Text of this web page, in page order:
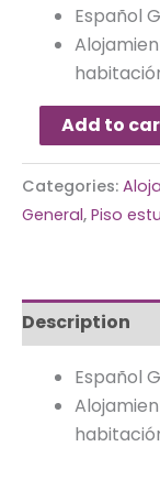
Español
Add to
Categories:
General, Piso
Description
Español